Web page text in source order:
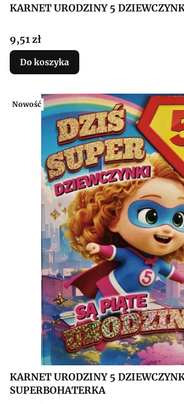
KARNET URODZINY 5
Cena
9,51 zł
Do koszyka
Nowość
KARNET URODZINY 5
SUPERBOHATERKA